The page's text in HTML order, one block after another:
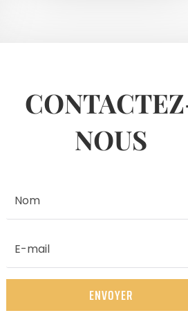
NOUS
ENVOYER